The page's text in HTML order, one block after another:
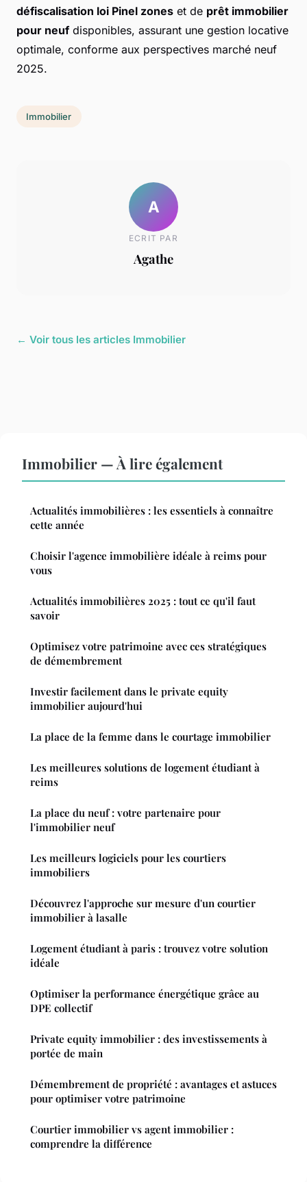
défiscalisation loi Pinel zones et de prêt immobilier
pour neufdisponibles, assurant une gestion locative
optimale, conforme aux perspectives marché neuf
2025.
Immobilier
A
ECRIT PAR
Agathe
← Voir tous les articles Immobilier
Immobilier — À lire également
Actualités immobilières : les essentiels à connaître
cette année
Choisir l'agence immobilière idéale à reims pour
vous
Actualités immobilières 2025 : tout ce qu'il faut
savoir
Optimisez votre patrimoine avec ces stratégiques
de démembrement
Investir facilement dans le private equity
immobilier aujourd'hui
La place de la femme dans le courtage immobilier
Les meilleures solutions de logement étudiant à
reims
La place du neuf : votre partenaire pour
l'immobilier neuf
Les meilleurs logiciels pour les courtiers
immobiliers
Découvrez l'approche sur mesure d'un courtier
immobilier à lasalle
Logement étudiant à paris : trouvez votre solution
idéale
Optimiser la performance énergétique grâce au
DPE collectif
Private equity immobilier : des investissements à
portée de main
Démembrement de propriété : avantages et astuces
pour optimiser votre patrimoine
Courtier immobilier vs agent immobilier :
comprendre la différence